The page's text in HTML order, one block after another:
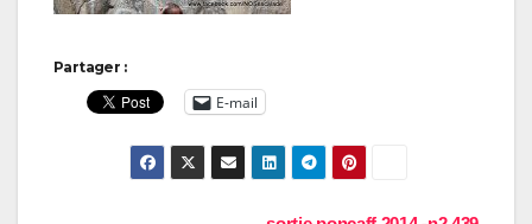
Partager :
E-mail